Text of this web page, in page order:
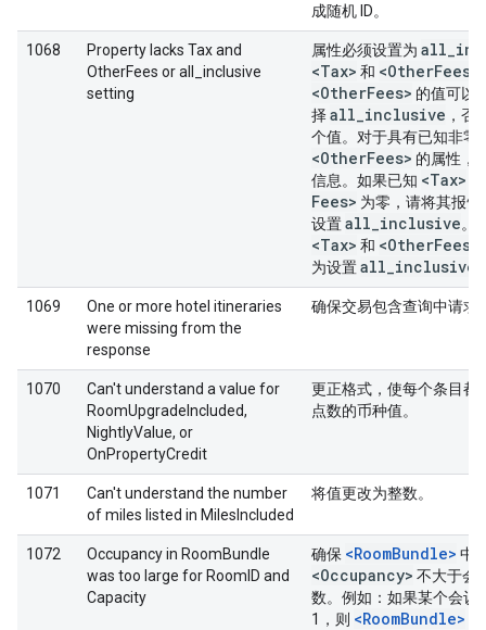
成随机 ID。
1068
Property lacks Tax and
OtherFees or all_inclusive
setting
属性必须设置为 all
<Tax> 和 <OtherFees>
<OtherFees> 的值可以
择all inclusive ，否
个值。对于具有已知非零
<OtherFees> 的属性，
信息。如果已知 <Tax>
Fees> 为零，请将其报
设置all inclusive。
<Tax> 和 <OtherFees>
为设置all inclusive
1069
One or more hotel itineraries
were missing from the
response
确保交易包含查询中请求
1070
Can't understand a value for
RoomUpgradeIncluded,
NightlyValue, or
OnPropertyCredit
更正格式，使每个条目都
点数的币种值。
1071
Can't understand the number
of miles listed in MilesIncluded
将值更改为整数。
1072
Occupancy in RoomBundle
was too large for RoomID and
Capacity
确保 <RoomBundle> 中
<Occupancy> 不大于会
数。例如：如果某个会议
1，则 <RoomBundle>